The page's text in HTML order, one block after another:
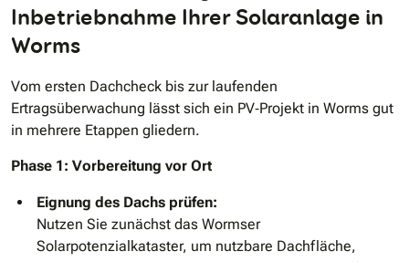
Inbetriebnahme Ihrer Solaranlage in
Worms
Vom ersten Dachcheck bis zur laufenden
Ertragsüberwachung lässt sich ein PV‐Projekt in Worms gut
in mehrere Etappen gliedern.
Phase 1: Vorbereitung vor Ort
Eignung des Dachs prüfen:
Nutzen Sie zunächst das Wormser
Solarpotenzialkataster, um nutzbare Dachfläche,